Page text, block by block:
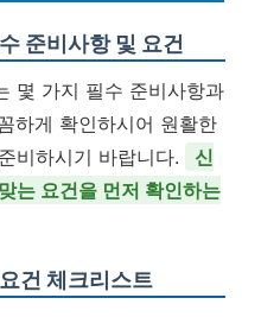
준비사항 및 요건
몇 가지 필수 준비사항과
하게 확인하시어 원활한
비하시기 바랍니다.
신
는 요건을 먼저 확인하는
건 체크리스트